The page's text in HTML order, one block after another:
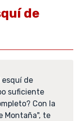
de
esquí de
suficiente
Con la
Montaña", te